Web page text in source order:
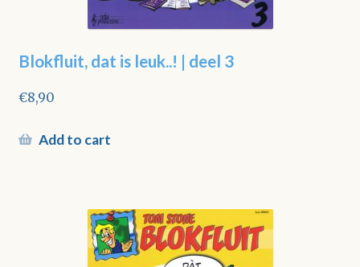
Blokfluit, dat is leuk..! | deel 3
€8,90
Add to cart